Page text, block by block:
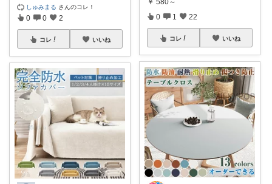
しゅみまる さんのコレ！
0 0 2
コレ いいね
0 1 22
コレ いいね